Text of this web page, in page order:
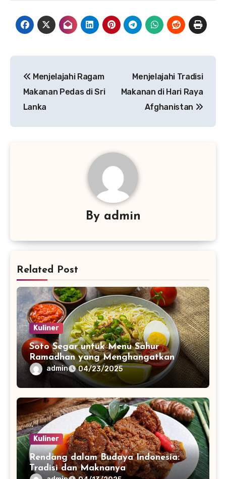
pos
Menjelajahi Ragam
Makanan Pedas di Sri
Lanka
Menjelajahi Tradisi
Makanan di Hari Raya
Afghanistan
By admin
Related Post
Kuliner
Soto Segar untuk Menu Sahur
Ramadhan yang Menghangatkan
admin 04/23/2025
Kuliner
Rendang dalam Budaya Indonesia:
Tradisi dan Maknanya